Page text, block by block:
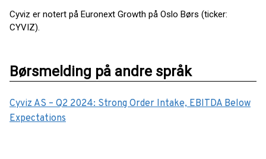
Cyviz er notert på Euronext Growth på Oslo Børs (ticker:
CYVIZ).
Børsmelding på andre språk
Cyviz AS – Q2 2024: Strong Order Intake, EBITDA Below
Expectations